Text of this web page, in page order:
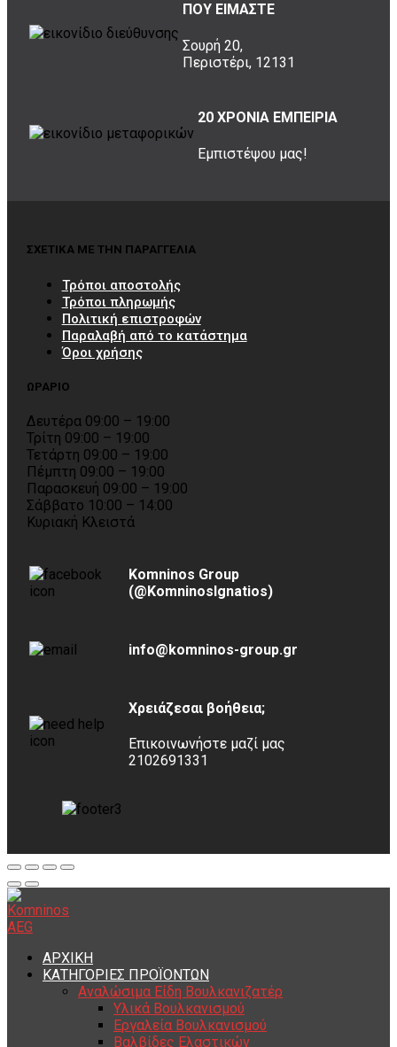
ΠΟΥ ΕΙΜΑΣΤΕ
Σουρή 20,
Περιστέρι, 12131
20 ΧΡΟΝΙΑ ΕΜΠΕΙΡΙΑ
Εμπιστέψου μας!
ΣΧΕΤΙΚΑ ΜΕ ΤΗΝ ΠΑΡΑΓΓΕΛΙΑ
Τρόποι αποστολής
Τρόποι πληρωμής
Πολιτική επιστροφών
Παραλαβή από το κατάστημα
Όροι χρήσης
ΩΡΑΡΙΟ
Δευτέρα 09:00 – 19:00
Τρίτη 09:00 – 19:00
Τετάρτη 09:00 – 19:00
Πέμπτη 09:00 – 19:00
Παρασκευή 09:00 – 19:00
Σάββατο 10:00 – 14:00
Κυριακή Κλειστά
Komninos Group
(@KomninosIgnatios)
info@komninos-group.gr
Χρειάζεσαι βοήθεια;
Επικοινωνήστε μαζί μας
2102691331
ΑΡΧΙΚΗ
ΚΑΤΗΓΟΡΙΕΣ ΠΡΟΪΟΝΤΩΝ
Αναλώσιμα Είδη Βουλκανιζατέρ
Υλικά Βουλκανισμού
Εργαλεία Βουλκανισμού
Βαλβίδες Ελαστικών